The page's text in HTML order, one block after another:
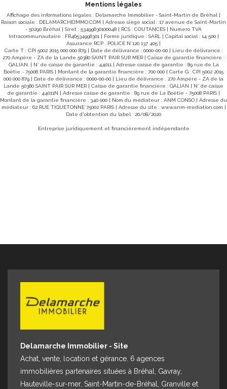
bien est exposé sont disponibles sur le site Géorisques :
www.georisques.gouv.fr »
Mentions légales
Affichage des informations légales : Delamarche Immobilier - Saint-Martin de Bréhal |
Raison sociale : DELAMARCHEIMMO.COM | Adresse siège social : 17 avenue de Saint-Martin
- 50290 Bréhal | Siret : 53499630100048 | RCS : COUTANCES | Numero TVA
Intracommunautaire : FR46534996301 | Forme juridique : SARL | Capital social : 14 500 |
Assurance RCP : POLICE N°120 137 405 |
Carte T : CPI 5002 2015 000 000 879 | Date de délivrance : 0000-00-00 | Lieu de délivrance :
270 Ampère - ZA de la Lande 50380 SAINT PAIR SUR MER | Caisse de garantie financière :
GALIAN. | N° de caisse de garantie : 44011 | Adresse caisse de garantie : 89 rue de La
Boëtie - 75008 PARIS | Montant de la garantie financière : 700 000 | Carte G : CPI 5002 2015
000 000 879 | Date de délivrance : 0000-00-00 | Lieu de délivrance : 270 Ampère - ZA de la
Lande 50380 SAINT PAIR SUR MER | Caisse de garantie financière : GALIAN | N° de caisse
de garantie : 44011N | Adresse caisse de garantie : 89 rue de La Boëtie - 75008 PARIS |
Montant de la garantie financière : 340 000 | Nom du médiateur : ANM CONSO | Adresse du
médiateur : 62 RUE TIQUETONNE 75002 PARIS | Adresse du site : www.anm-mediation.com |
Date d'obtention du label : 20/08/2020
Entreprise juridiquement et financièrement indépendante
Delamarche Immobilier - Site
Achat, vente, location et gérance. 6 agences
immobilières partenaires situées à Bréhal, Gavray,
Hauteville-sur-mer, Saint-Martin-de-Bréhal, Granville et